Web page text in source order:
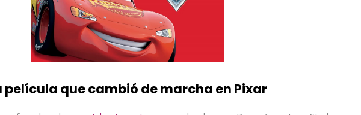
película que cambió de marcha en Pixar